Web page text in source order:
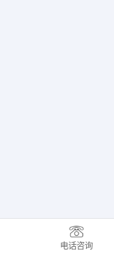
电话咨询